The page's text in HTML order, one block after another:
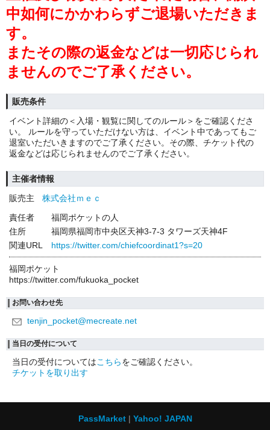
中如何にかかわらずご退場いただきま
す。
またその際の返金などは一切応じられ
ませんのでご了承ください。
販売条件
イベント詳細の＜入場・観覧に関してのルール＞をご確認くださ
い。 ルールを守っていただけない方は、イベント中であってもご
退室いただいきますのでご了承ください。その際、チケット代の
返金などは応じられませんのでご了承ください。
主催者情報
販売主
株式会社ｍｅｃ
責任者
福岡ポケットの人
住所
福岡県福岡市中央区天神3-7-3 タワーズ天神4F
関連URL
https://twitter.com/chiefcoordinat1?s=20
福岡ポケット
https://twitter.com/fukuoka_pocket
お問い合わせ先
tenjin_pocket@mecreate.net
当日の受付について
当日の受付についてはこちらをご確認ください。
チケットを取り出す
PassMarket Yahoo! JAPAN